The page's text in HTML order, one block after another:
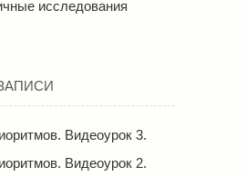
исследования
Видеоурок 3.
Видеоурок 2.